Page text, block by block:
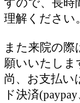
すので、長時
理解ください
また来院の
願いいたしま
尚、お支払い
ド決済